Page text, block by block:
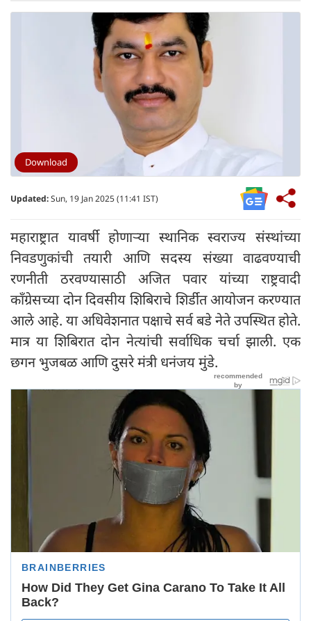
Download
Updated:Sun, 19 Jan 2025 (11:41 IST)
महाराष्ट्रात यावर्षी होणाऱ्या स्थानिक स्वराज्य संस्थांच्या
निवडणुकांची तयारी आणि सदस्य संख्या वाढवण्याची
रणनीती ठरवण्यासाठी अजित पवार यांच्या राष्ट्रवादी
काँग्रेसच्या दोन दिवसीय शिबिराचे शिर्डीत आयोजन करण्यात
आले आहे. या अधिवेशनात पक्षाचे सर्व बडे नेते उपस्थित होते.
मात्र या शिबिरात दोन नेत्यांची सर्वाधिक चर्चा झाली. एक
छगन भुजबळ आणि दुसरे मंत्री धनंजय मुंडे.